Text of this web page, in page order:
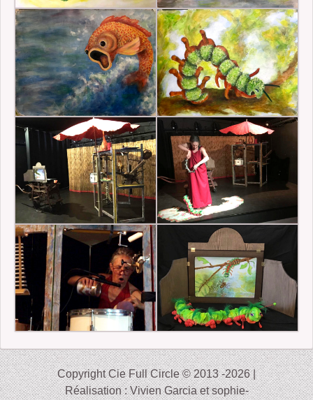
Copyright Cie Full Circle © 2013 -2026 |
Réalisation : Vivien Garcia et sophie-